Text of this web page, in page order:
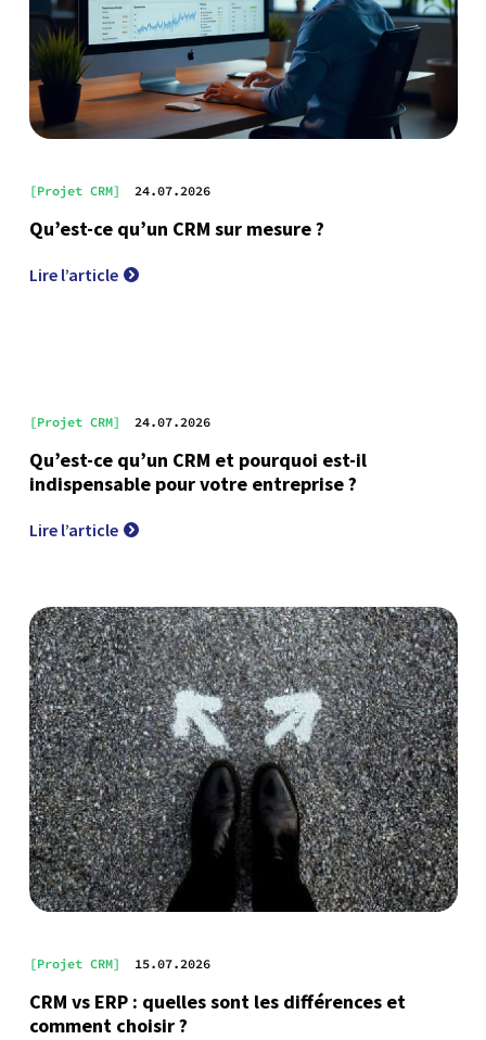
[Projet CRM] 24.07.2026
Qu’est-ce qu’un CRM sur mesure ?
Lire l’article
[Projet CRM] 24.07.2026
Qu’est-ce qu’un CRM et pourquoi est-il
indispensable pour votre entreprise ?
Lire l’article
[Projet CRM] 15.07.2026
CRM vs ERP : quelles sont les différences et
comment choisir ?